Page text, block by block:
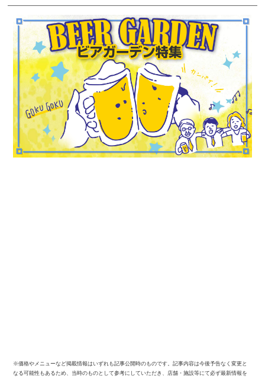
※価格やメニューなど掲載情報はいずれも記事公開時のものです。記事内容は今後予告なく変更と
なる可能性もあるため、当時のものとして参考にしていただき、店舗・施設等にて必ず最新情報を